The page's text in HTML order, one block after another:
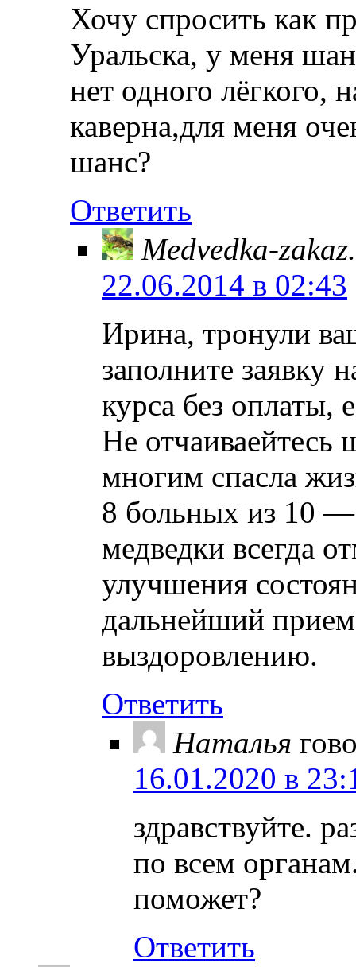
Хочу спросить как
Уральска, у меня
нет одного лёгкого,
каверна,для меня
шанс?
Ответить
Medvedka-
22.06.2014 в 02:43
Ирина, тронули
заполните заявку
курса без оплаты,
Не отчаиваейтесь
многим спасла
8 больных из 10 —
медведки всегда
улучшения
дальнейший
выздоровлению.
Ответить
Наталья
16.01.2020 в
здравствуйте.
по всем
поможет?
Ответить